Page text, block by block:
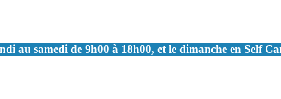
au samedi de 9h00 à 18h00, et le dimanche en Self